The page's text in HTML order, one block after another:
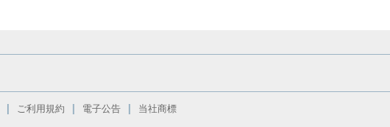
ご利用規約 電子公告 当社商標